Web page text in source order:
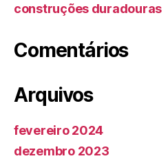
construções duradouras
Comentários
Arquivos
fevereiro 2024
dezembro 2023